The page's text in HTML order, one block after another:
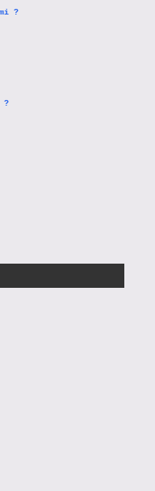
?
?